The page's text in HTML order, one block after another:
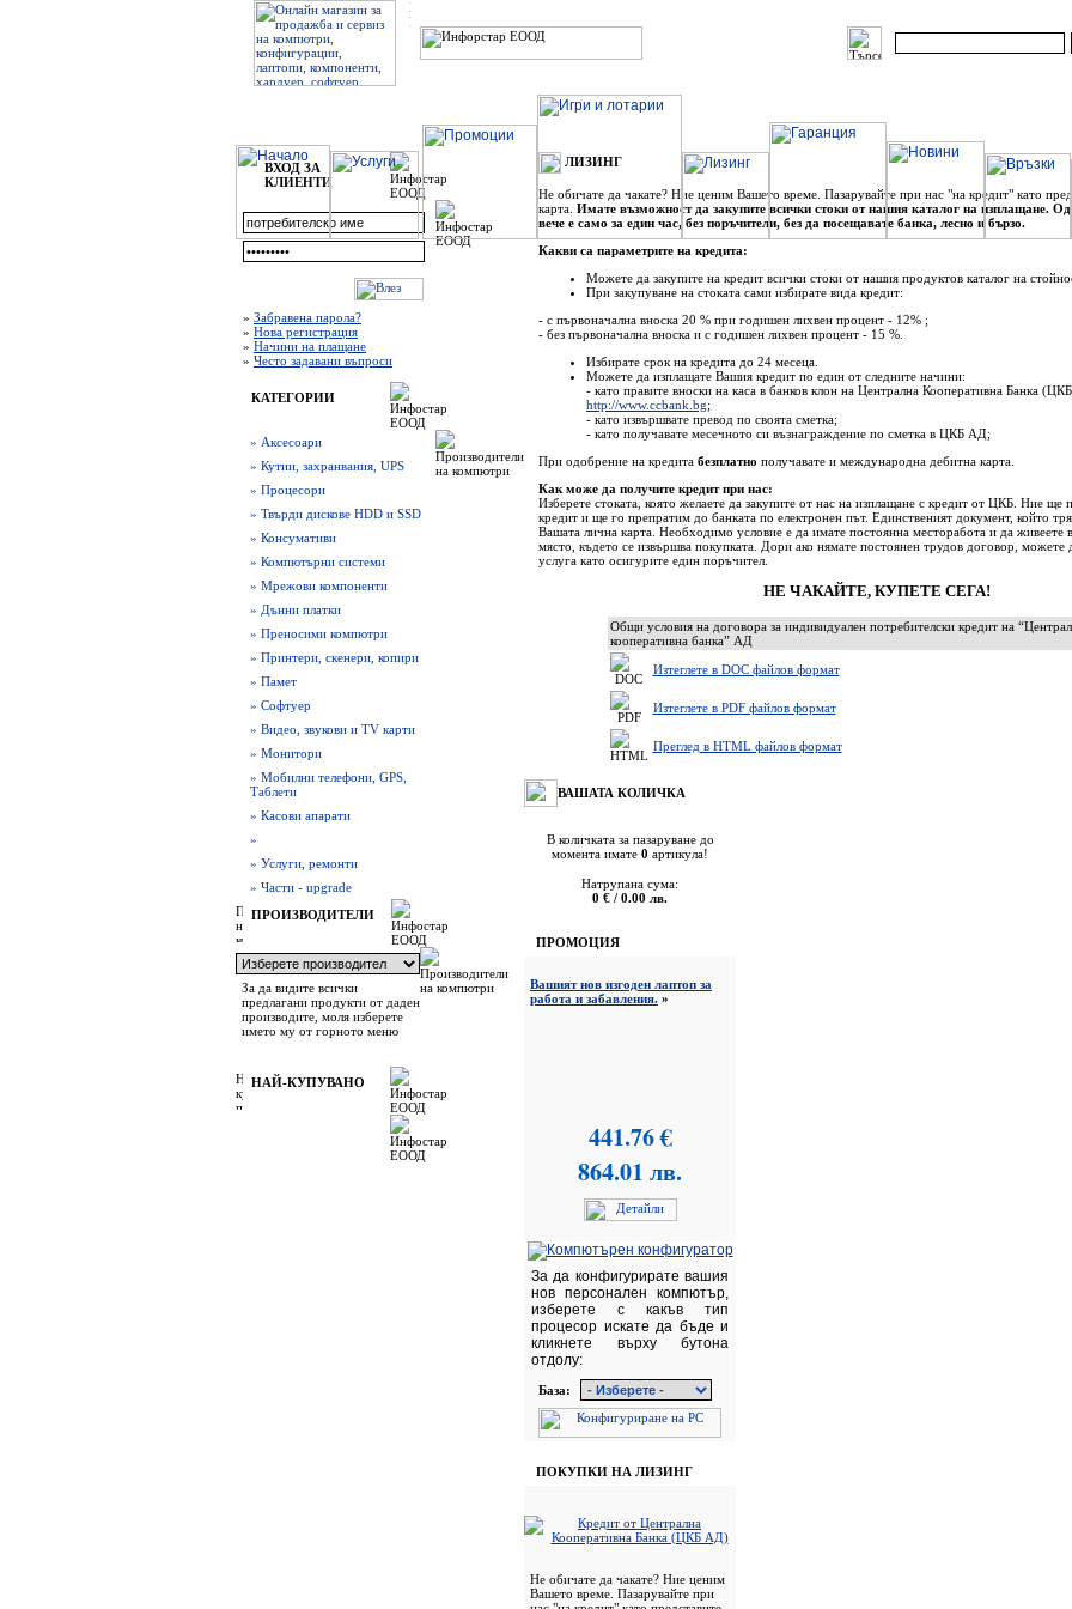
ВХОД ЗА
КЛИЕНТИ
» Забравена парола?
» Нова регистрация
» Начини на плащане
» Често задавани въпроси
КАТЕГОРИИ
» Аксесоари
» Кутии, захранвания, UPS
» Процесори
» Твърди дискове HDD и SSD
» Консумативи
» Компютърни системи
» Мрежови компоненти
» Дънни платки
» Преносими компютри
» Принтери, скенери, копири
» Памет
» Софтуер
» Видео, звукови и TV карти
» Монитори
» Мобилни телефони, GPS,
Таблети
» Касови апарати
»
» Услуги, ремонти
» Части - upgrade
ПРОИЗВОДИТЕЛИ
За да видите всички
предлагани продукти от даден
производите, моля изберете
името му от горното меню
НАЙ-КУПУВАНО
ЛИЗИНГ
Не обичате да чакате? Ние ценим Вашето време. Пазарувайте при нас "на кредит" като
карта. Имате възможност да закупите всички стоки от нашия каталог на изплащане.
вече е само за един час, без поръчители, без да посещавате банка, лесно и бързо.
Какви са параметрите на кредита:
Можете да закупите на кредит всички стоки от нашия продуктов каталог на
При закупуване на стоката сами избирате вида кредит:
- с първоначална вноска 20 % при годишен лихвен процент - 12% ;
- без първоначална вноска и с годишен лихвен процент - 15 %.
Избирате срок на кредита до 24 месеца.
Можете да изплащате Вашия кредит по един от следните начини:
- като правите вноски на каса в банков клон на Централна Кооперативна Банка
http://www.ccbank.bg;
- като извършвате превод по своята сметка;
- като получавате месечното си възнаграждение по сметка в ЦКБ АД;
При одобрение на кредита безплатно получавате и международна дебитна карта.
Как може да получите кредит при нас:
Изберете стоката, която желаете да закупите от нас на изплащане с кредит от ЦКБ. Ние ще
кредит и ще го препратим до банката по електронен път. Единственият документ, който
Вашата лична карта. Необходимо условие е да имате постоянна месторабота и да живеете
място, където се извършва покупката. Дори ако нямате постоянен трудов договор, можете
услуга като осигурите един поръчител.
НЕ ЧАКАЙТЕ, КУПЕТЕ СЕГА!
Общи условия на договора за индивидуален потребителски кредит на
кооперативна банка” АД
Изтеглете в DOC файлов формат
Изтеглете в PDF файлов формат
Преглед в HTML файлов формат
ВАШАТА КОЛИЧКА
В количката за пазаруване до
момента имате 0 артикула!
Натрупана сума:
0 € / 0.00 лв.
ПРОМОЦИЯ
Вашият нов изгоден лаптоп за
работа и забавления. »
441.76 €
864.01 лв.
За да конфигурирате вашия
нов персонален компютър,
изберете с какъв тип
процесор искате да бъде и
кликнете върху бутона
отдолу:
База:
ПОКУПКИ НА ЛИЗИНГ
Не обичате да чакате? Ние ценим
Вашето време. Пазарувайте при